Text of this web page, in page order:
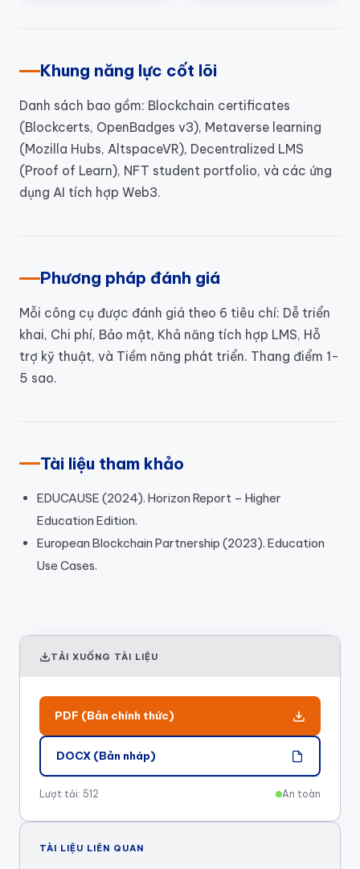
Khung năng lực cốt lõi
Danh sách bao gồm: Blockchain certificates
(Blockcerts, OpenBadges v3), Metaverse learning
(Mozilla Hubs, AltspaceVR), Decentralized LMS
(Proof of Learn), NFT student portfolio, và các ứng
dụng AI tích hợp Web3.
Phương pháp đánh giá
Mỗi công cụ được đánh giá theo 6 tiêu chí: Dễ triển
khai, Chi phí, Bảo mật, Khả năng tích hợp LMS, Hỗ
trợ kỹ thuật, và Tiềm năng phát triển. Thang điểm 1-
5 sao.
Tài liệu tham khảo
EDUCAUSE (2024). Horizon Report – Higher
Education Edition.
European Blockchain Partnership (2023). Education
Use Cases.
TẢI XUỐNG TÀI LIỆU
PDF (Bản chính thức)
DOCX (Bản nháp)
Lượt tải: 512 An toàn
TÀI LIỆU LIÊN QUAN